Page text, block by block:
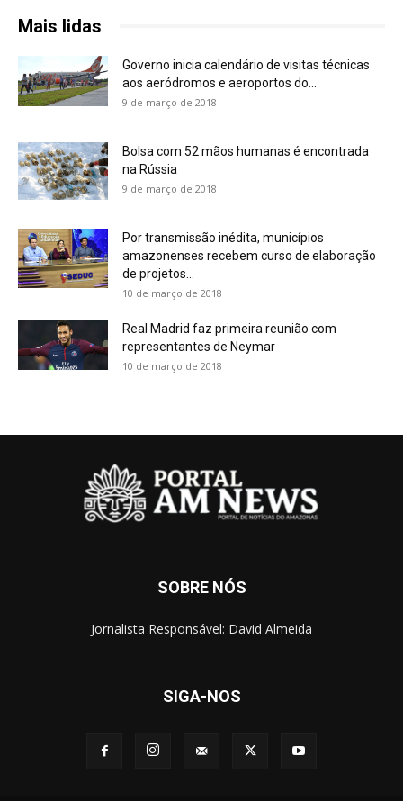
Mais lidas
Governo inicia calendário de visitas técnicas
aos aeródromos e aeroportos do...
9 de março de 2018
Bolsa com 52 mãos humanas é encontrada
na Rússia
9 de março de 2018
Por transmissão inédita, municípios
amazonenses recebem curso de elaboração
de projetos...
10 de março de 2018
Real Madrid faz primeira reunião com
representantes de Neymar
10 de março de 2018
SOBRE NÓS
Jornalista Responsável: David Almeida
SIGA-NOS